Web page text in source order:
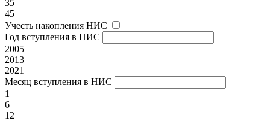
35
45
Учесть накопления НИС
Год вступления в НИС
2005
2013
2021
Месяц вступления в НИС
1
6
12